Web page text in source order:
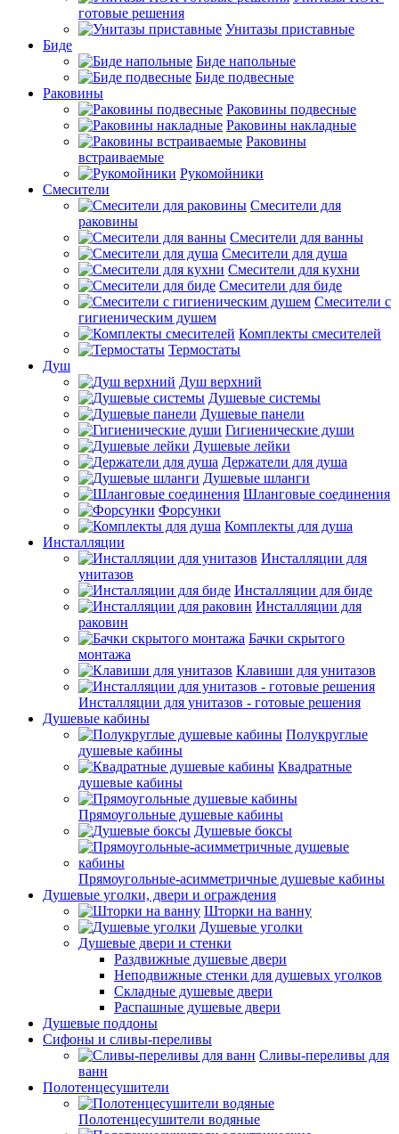
готовые решения
Унитазы приставные
Биде
Биде напольные
Биде подвесные
Раковины
Раковины подвесные
Раковины накладные
Раковины
встраиваемые
Рукомойники
Смесители
Смесители для
раковины
Смесители для ванны
Смесители для душа
Смесители для кухни
Смесители для биде
Смесители с
гигиеническим душем
Комплекты смесителей
Термостаты
Душ
Душ верхний
Душевые системы
Душевые панели
Гигиенические души
Душевые лейки
Держатели для душа
Душевые шланги
Шланговые соединения
Форсунки
Комплекты для душа
Инсталляции
Инсталляции для
унитазов
Инсталляции для биде
Инсталляции для
раковин
Бачки скрытого
монтажа
Клавиши для унитазов
Инсталляции для унитазов - готовые решения
Душевые кабины
Полукруглые
душевые кабины
Квадратные
душевые кабины
Прямоугольные душевые кабины
Душевые боксы
Прямоугольные-асимметричные душевые кабины
Душевые уголки, двери и ограждения
Шторки на ванну
Душевые уголки
Душевые двери и стенки
Раздвижные душевые двери
Неподвижные стенки для душевых уголков
Складные душевые двери
Распашные душевые двери
Душевые поддоны
Сифоны и сливы-переливы
Сливы-переливы для
ванн
Полотенцесушители
Полотенцесушители водяные